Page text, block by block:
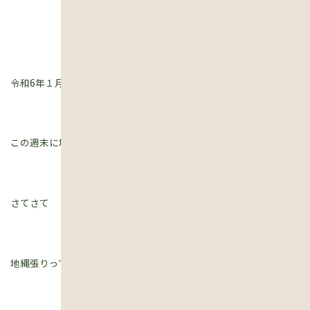
令和6年１月から施工します 竜王の平屋新築工事。
この週末に地縄張りを行ってきます。
さてさて
地縄張りってなんですの？ということですが。。。。。